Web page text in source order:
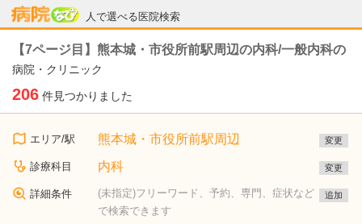
人で選べる医院検索
病院なび
【7ページ目】熊本城・市役所前駅周辺の内科/一般内科の
病院・クリニック
206 件見つかりました
エリア/駅 熊本城・市役所前駅周辺 変更
診療科目 内科 変更
詳細条件
(未指定)フリーワード、予約、専門、症状など
で検索できます
追加